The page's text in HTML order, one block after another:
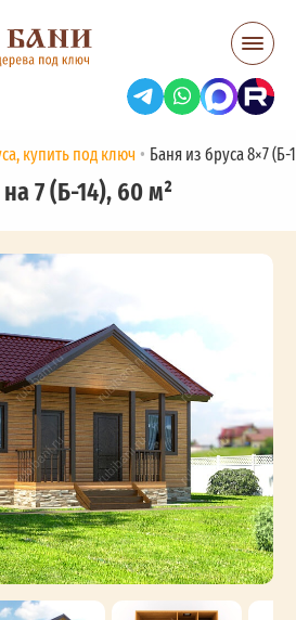
купить под ключ Баня из бруса 8×7 (Б-
7 (Б-14), 60 м²